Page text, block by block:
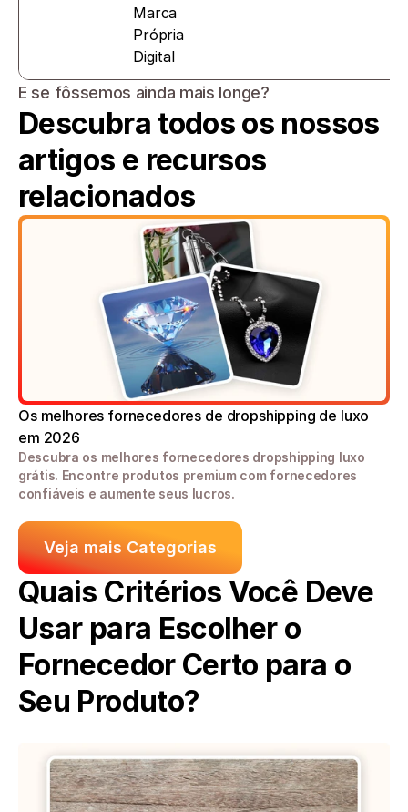
Marca
Própria
Digital
E se fôssemos ainda mais longe?
Descubra todos os nossos
artigos e recursos
relacionados
Os melhores fornecedores de dropshipping de luxo
em 2026
Descubra os melhores fornecedores dropshipping luxo
grátis. Encontre produtos premium com fornecedores
confiáveis e aumente seus lucros.
Veja mais Categorias
Quais Critérios Você Deve
Usar para Escolher o
Fornecedor Certo para o
Seu Produto?